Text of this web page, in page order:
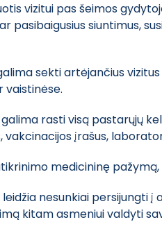
vizitui pas šeimos
pasibaigusius siuntimus,
sekti artėjančius
vaistinėse.
rasti visą pastarųjų
vakcinacijos įrašus,
medicininę
leidžia nesunkiai
kitam asmeniui valdyti